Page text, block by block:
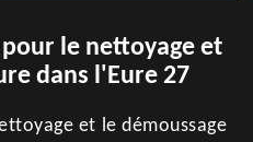
le nettoyage et
dans l'Eure 27
et le démoussage